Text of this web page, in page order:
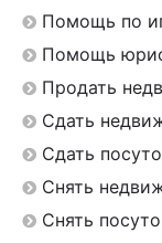
Помощь по
Помощь
Продать
Сдать
Сдать
Снять
Снять